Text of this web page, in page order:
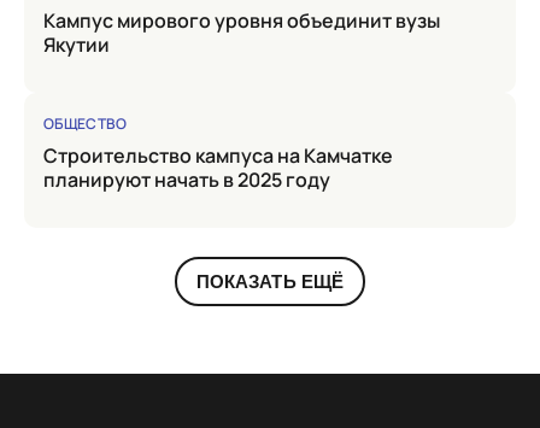
Кампус мирового уровня объединит вузы
Якутии
ОБЩЕСТВО
Строительство кампуса на Камчатке
планируют начать в 2025 году
ПОКАЗАТЬ ЕЩЁ